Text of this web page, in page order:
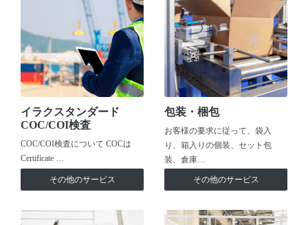
イラクスタンダード
COC/COI検査
COC/COI検査について COCは
Certificate …
その他のサービス
包装・梱包
お客様の要求に従って、袋入
り、箱入りの個装、セット包
装、倉庫…
その他のサービス